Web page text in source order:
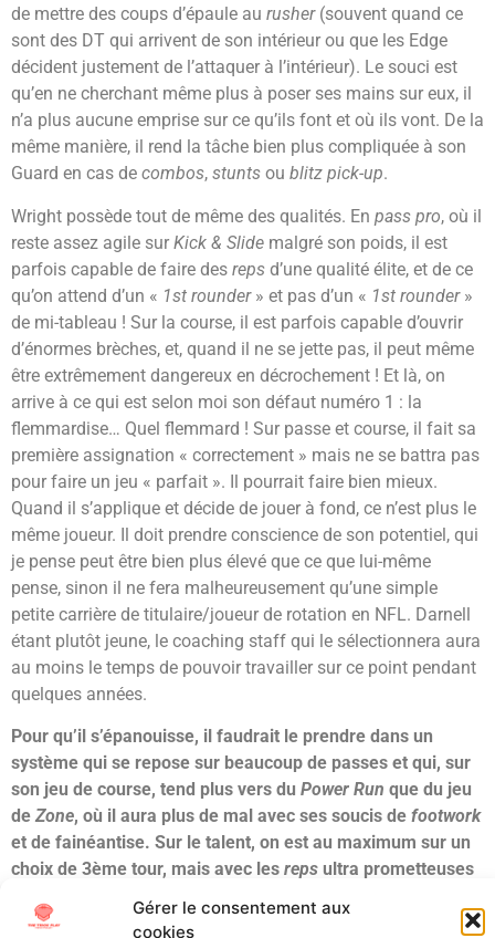
Gérer le consentement aux
cookies
de mettre des coups d’épaule au rusher(souvent quand ce
sont des DT qui arrivent de son intérieur ou que les Edge
décident justement de l’attaquer à l’intérieur). Le souci est
qu’en ne cherchant même plus à poser ses mains sur eux, il
n’a plus aucune emprise sur ce qu’ils font et où ils vont. De la
même manière, il rend la tâche bien plus compliquée à son
Guard en cas de combos, stunts ou blitz pick-up.
Wright possède tout de même des qualités. En pass pro, où il
reste assez agile sur Kick & Slide malgré son poids, il est
parfois capable de faire des reps d’une qualité élite, et de ce
qu’on attend d’un « 1st rounder» et pas d’un « 1st rounder»
de mi-tableau ! Sur la course, il est parfois capable d’ouvrir
d’énormes brèches, et, quand il ne se jette pas, il peut même
être extrêmement dangereux en décrochement ! Et là, on
arrive à ce qui est selon moi son défaut numéro 1 : la
flemmardise… Quel flemmard ! Sur passe et course, il fait sa
première assignation « correctement » mais ne se battra pas
pour faire un jeu « parfait ». Il pourrait faire bien mieux.
Quand il s’applique et décide de jouer à fond, ce n’est plus le
même joueur. Il doit prendre conscience de son potentiel, qui
je pense peut être bien plus élevé que ce que lui-même
pense, sinon il ne fera malheureusement qu’une simple
petite carrière de titulaire/joueur de rotation en NFL. Darnell
étant plutôt jeune, le coaching staff qui le sélectionnera aura
au moins le temps de pouvoir travailler sur ce point pendant
quelques années.
Pour qu’il s’épanouisse, il faudrait le prendre dans un
système qui se repose sur beaucoup de passes et qui, sur
son jeu de course, tend plus vers du Power Run que du jeu
deZone, où il aura plus de mal avec ses soucis de footwork
et de fainéantise. Sur le talent, on est au maximum sur un
choix de 3ème tour, mais avec les reps ultra prometteuses
qu’il est capable de délivrer et son jeune âge, je ne serais
pas surpris de le voir sortir au 2nd tour. Dans tous les cas,